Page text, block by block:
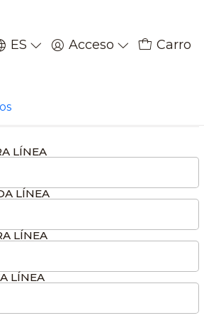
ES Acceso Carro
LÍNEA
LÍNEA
LÍNEA
LÍNEA